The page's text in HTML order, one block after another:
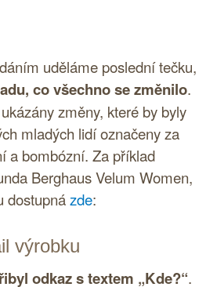
uděláme poslední tečku,
co všechno se změnilo.
změny, které by byly
mladých lidí označeny za
a bombózní. Za příklad
Berghaus Velum Women,
dostupnázde:
výrobku
odkaz s textem „Kde?“.